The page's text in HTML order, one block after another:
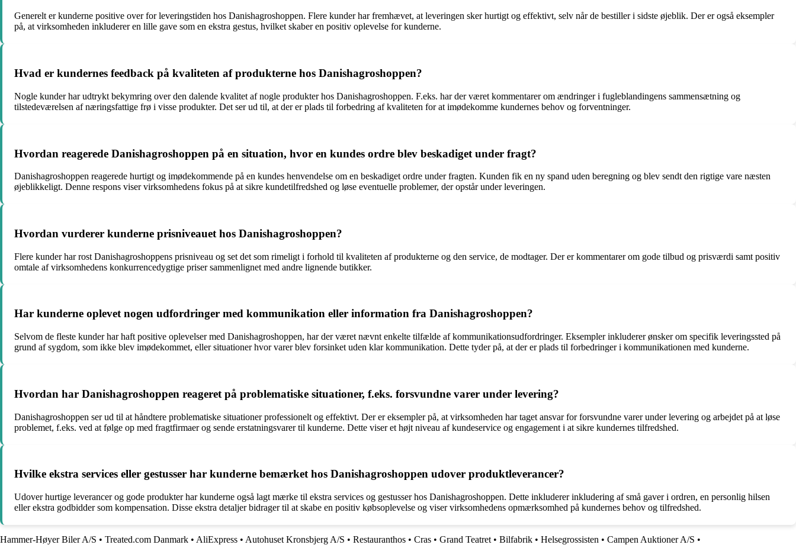
Generelt er kunderne positive over for leveringstiden hos Danishagroshoppen. Flere kunder har fremhævet, at leveringen sker hurtigt og effektivt, selv når de bestiller i sidste øjeblik. Der er også eksempler
på, at virksomheden inkluderer en lille gave som en ekstra gestus, hvilket skaber en positiv oplevelse for kunderne.
Hvad er kundernes feedback på kvaliteten af produkterne hos Danishagroshoppen?
Nogle kunder har udtrykt bekymring over den dalende kvalitet af nogle produkter hos Danishagroshoppen. F.eks. har der været kommentarer om ændringer i fugleblandingens sammensætning og
tilstedeværelsen af næringsfattige frø i visse produkter. Det ser ud til, at der er plads til forbedring af kvaliteten for at imødekomme kundernes behov og forventninger.
Hvordan reagerede Danishagroshoppen på en situation, hvor en kundes ordre blev beskadiget under fragt?
Danishagroshoppen reagerede hurtigt og imødekommende på en kundes henvendelse om en beskadiget ordre under fragten. Kunden fik en ny spand uden beregning og blev sendt den rigtige vare næsten
øjeblikkeligt. Denne respons viser virksomhedens fokus på at sikre kundetilfredshed og løse eventuelle problemer, der opstår under leveringen.
Hvordan vurderer kunderne prisniveauet hos Danishagroshoppen?
Flere kunder har rost Danishagroshoppens prisniveau og set det som rimeligt i forhold til kvaliteten af produkterne og den service, de modtager. Der er kommentarer om gode tilbud og prisværdi samt positiv
omtale af virksomhedens konkurrencedygtige priser sammenlignet med andre lignende butikker.
Har kunderne oplevet nogen udfordringer med kommunikation eller information fra Danishagroshoppen?
Selvom de fleste kunder har haft positive oplevelser med Danishagroshoppen, har der været nævnt enkelte tilfælde af kommunikationsudfordringer. Eksempler inkluderer ønsker om specifik leveringssted på
grund af sygdom, som ikke blev imødekommet, eller situationer hvor varer blev forsinket uden klar kommunikation. Dette tyder på, at der er plads til forbedringer i kommunikationen med kunderne.
Hvordan har Danishagroshoppen reageret på problematiske situationer, f.eks. forsvundne varer under levering?
Danishagroshoppen ser ud til at håndtere problematiske situationer professionelt og effektivt. Der er eksempler på, at virksomheden har taget ansvar for forsvundne varer under levering og arbejdet på at løse
problemet, f.eks. ved at følge op med fragtfirmaer og sende erstatningsvarer til kunderne. Dette viser et højt niveau af kundeservice og engagement i at sikre kundernes tilfredshed.
Hvilke ekstra services eller gestusser har kunderne bemærket hos Danishagroshoppen udover produktleverancer?
Udover hurtige leverancer og gode produkter har kunderne også lagt mærke til ekstra services og gestusser hos Danishagroshoppen. Dette inkluderer inkludering af små gaver i ordren, en personlig hilsen
eller ekstra godbidder som kompensation. Disse ekstra detaljer bidrager til at skabe en positiv købsoplevelse og viser virksomhedens opmærksomhed på kundernes behov og tilfredshed.
Hammer-Høyer Biler A/S • Treated.com Danmark • AliExpress • Autohuset Kronsbjerg A/S • Restauranthos • Cras • Grand Teatret • Bilfabrik • Helsegrossisten • Campen Auktioner A/S •